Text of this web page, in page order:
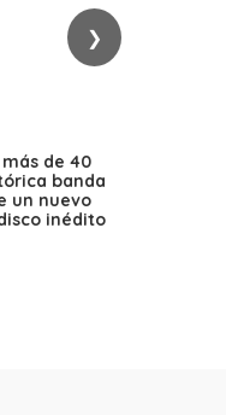
❯
de 40
banda
un nuevo
inédito